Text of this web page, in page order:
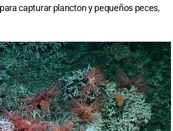
capturar plancton y pequeños peces,